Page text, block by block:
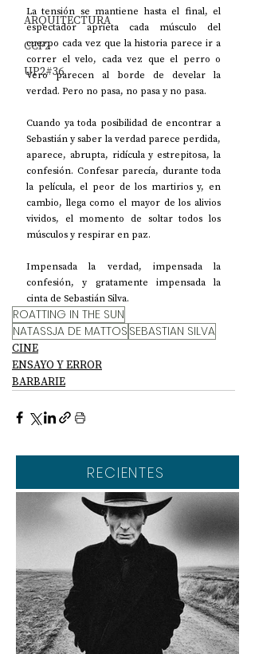
ARQUITECTURA
CCF2
UP2#36
La tensión se mantiene hasta el final, el
espectador aprieta cada músculo del
cuerpo cada vez que la historia parece ir a
correr el velo, cada vez que el perro o
Vero parecen al borde de develar la
verdad. Pero no pasa, no pasa y no pasa.
Cuando ya toda posibilidad de encontrar a
Sebastián y saber la verdad parece perdida,
aparece, abrupta, ridícula y estrepitosa, la
confesión. Confesar parecía, durante toda
la película, el peor de los martirios y, en
cambio, llega como el mayor de los alivios
vividos, el momento de soltar todos los
músculos y respirar en paz.
Impensada la verdad, impensada la
confesión, y gratamente impensada la
cinta de Sebastián Silva.
ROATTING IN THE SUN
NATASSJA DE MATTOS SEBASTIAN SILVA
CINE
ENSAYO Y ERROR
BARBARIE
RECIENTES